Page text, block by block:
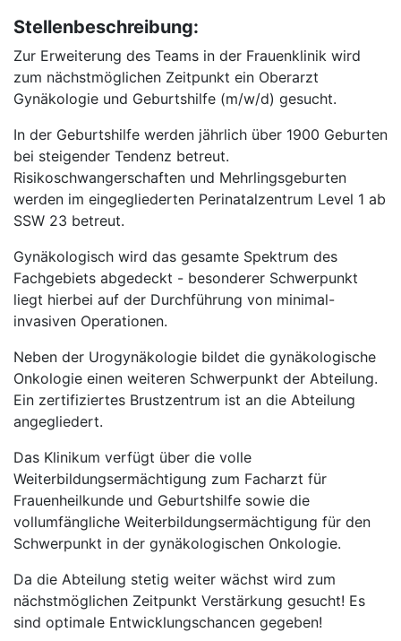
Stellenbeschreibung:
Zur Erweiterung des Teams in der Frauenklinik wird
zum nächstmöglichen Zeitpunkt ein Oberarzt
Gynäkologie und Geburtshilfe (m/w/d) gesucht.
In der Geburtshilfe werden jährlich über 1900 Geburten
bei steigender Tendenz betreut.
Risikoschwangerschaften und Mehrlingsgeburten
werden im eingegliederten Perinatalzentrum Level 1 ab
SSW 23 betreut.
Gynäkologisch wird das gesamte Spektrum des
Fachgebiets abgedeckt - besonderer Schwerpunkt
liegt hierbei auf der Durchführung von minimal-
invasiven Operationen.
Neben der Urogynäkologie bildet die gynäkologische
Onkologie einen weiteren Schwerpunkt der Abteilung.
Ein zertifiziertes Brustzentrum ist an die Abteilung
angegliedert.
Das Klinikum verfügt über die volle
Weiterbildungsermächtigung zum Facharzt für
Frauenheilkunde und Geburtshilfe sowie die
vollumfängliche Weiterbildungsermächtigung für den
Schwerpunkt in der gynäkologischen Onkologie.
Da die Abteilung stetig weiter wächst wird zum
nächstmöglichen Zeitpunkt Verstärkung gesucht! Es
sind optimale Entwicklungschancen gegeben!